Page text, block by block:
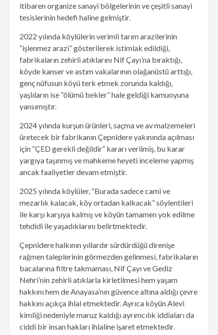
itibaren organize sanayi bölgelerinin ve çeşitli sanayi
tesislerinin hedefi haline gelmiştir.
2022 yılında köylülerin verimli tarım arazilerinin
“işlenmez arazi” gösterilerek istimlak edildiği,
fabrikaların zehirli atıklarını Nif Çayı’na bıraktığı,
köyde kanser ve astım vakalarının olağanüstü arttığı,
genç nüfusun köyü terk etmek zorunda kaldığı,
yaşlıların ise “ölümü bekler” hale geldiği kamuoyuna
yansımıştır.
2024 yılında kurşun ürünleri, saçma ve av malzemeleri
üretecek bir fabrikanın Çepnidere yakınında açılması
için “ÇED gerekli değildir” kararı verilmiş, bu karar
yargıya taşınmış ve mahkeme heyeti inceleme yapmış
ancak faaliyetler devam etmiştir.
2025 yılında köylüler, “Burada sadece cami ve
mezarlık kalacak, köy ortadan kalkacak” söylentileri
ile karşı karşıya kalmış ve köyün tamamen yok edilme
tehdidi ile yaşadıklarını belirtmektedir.
Çepnidere halkının yıllardır sürdürdüğü direnişe
rağmen taleplerinin görmezden gelinmesi, fabrikaların
bacalarına filtre takmaması, Nif Çayı ve Gediz
Nehri’nin zehirli atıklarla kirletilmesi hem yaşam
hakkını hem de Anayasa’nın güvence altına aldığı çevre
hakkını açıkça ihlal etmektedir. Ayrıca köyün Alevi
kimliği nedeniyle maruz kaldığı ayrımcılık iddiaları da
ciddi bir insan hakları ihlaline işaret etmektedir.